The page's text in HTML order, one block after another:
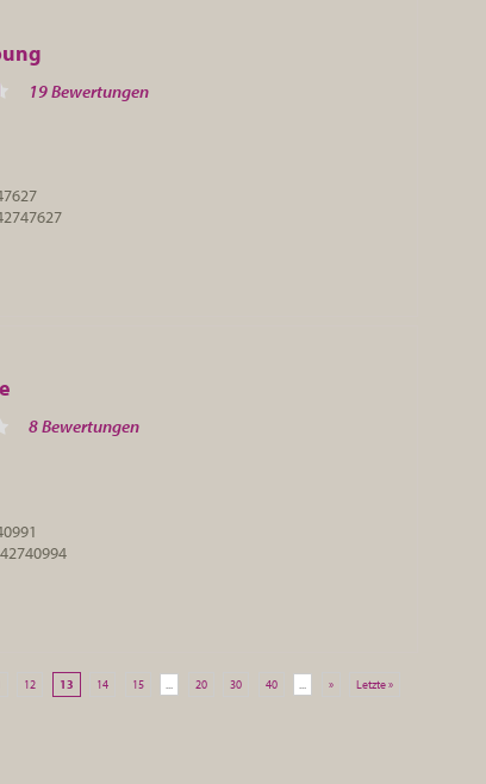
19 Bewertungen
8 Bewertungen
12 13 14 15 20 30 40 » Letzte »